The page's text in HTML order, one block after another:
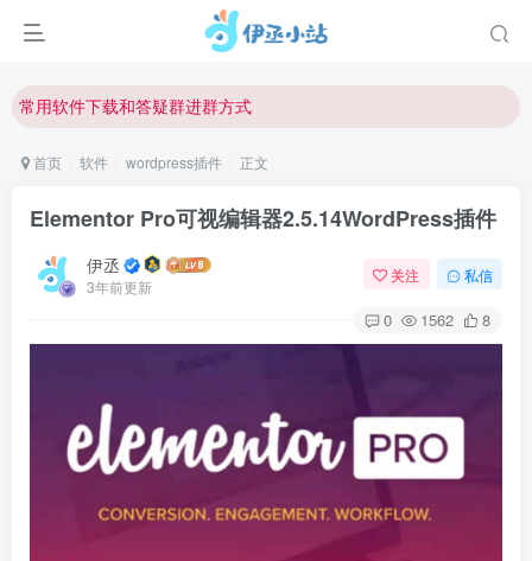
欢迎反馈网站中存在的问题和建议！
常用软件下载和答疑群进群方式
欢迎访问伊丞小站！
首页 软件 wordpress插件 正文
Elementor Pro可视编辑器2.5.14WordPress插件
伊丞
3年前更新
关注 私信
0 1562 8